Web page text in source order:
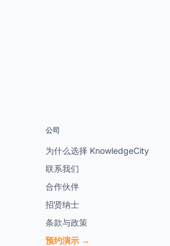
公司
为什么选择 KnowledgeCity
联系我们
合作伙伴
招贤纳士
条款与政策
预约演示 →